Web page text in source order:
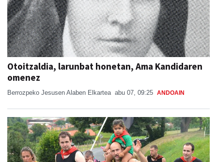
Otoitzaldia, larunbat honetan, Ama Kandidaren
omenez
Berrozpeko Jesusen Alaben Elkartea abu 07, 09:25 ANDOAIN